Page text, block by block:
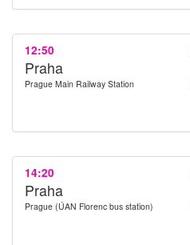
12:50
Praha
Prague Main Railway Station
14:20
Praha
Prague (ÚAN Florenc bus station)